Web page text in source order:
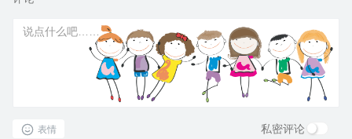
表情 私密评论